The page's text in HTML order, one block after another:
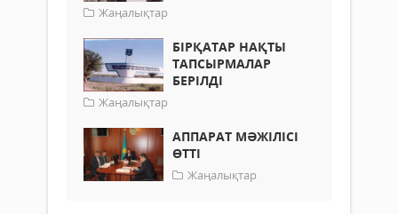
Жаңалықтар
БІРҚАТАР НАҚТЫ
ТАПСЫРМАЛАР
БЕРІЛДІ
Жаңалықтар
АППАРАТ МӘЖІЛІСІ
ӨТТІ
Жаңалықтар